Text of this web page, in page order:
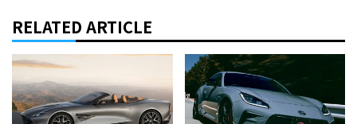
RELATED ARTICLE